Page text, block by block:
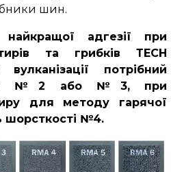
шин.
адгезії при
та грибків ТЕСН
потрібний
№2 або №3, при
для методу гарячої
шорсткості №4.